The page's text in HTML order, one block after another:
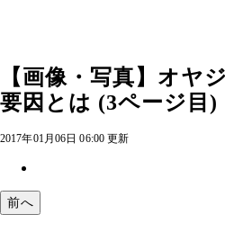
【画像・写真】オヤ
要因とは (3ページ目)
2017年01月06日 06:00 更新
前へ